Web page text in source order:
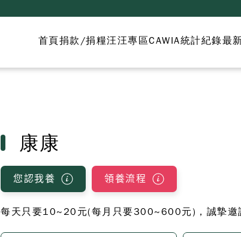
首頁捐款/捐糧汪汪專區CAWIA統計紀錄最
康康
您認我養 領養流程
每天只要10~20元(每月只要300~600元)，誠摯邀